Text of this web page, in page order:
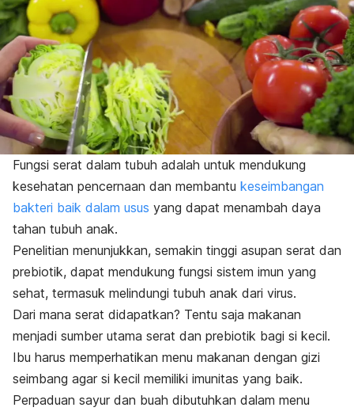
Fungsi serat dalam tubuh adalah untuk mendukung
kesehatan pencernaan dan membantu keseimbangan
bakteri baik dalam usus yang dapat menambah daya
tahan tubuh anak.
Penelitian menunjukkan, semakin tinggi asupan serat dan
prebiotik, dapat mendukung fungsi sistem imun yang
sehat, termasuk melindungi tubuh anak dari virus.
Dari mana serat didapatkan? Tentu saja makanan
menjadi sumber utama serat dan prebiotik bagi si kecil.
Ibu harus memperhatikan menu makanan dengan gizi
seimbang agar si kecil memiliki imunitas yang baik.
Perpaduan sayur dan buah dibutuhkan dalam menu